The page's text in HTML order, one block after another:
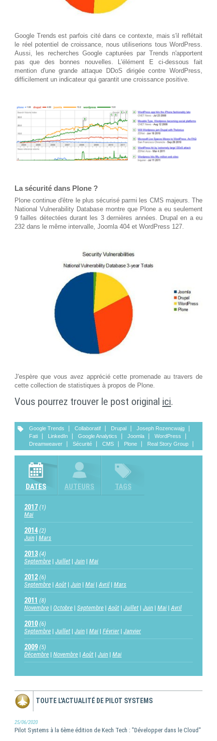
Google Trends est parfois cité dans ce contexte, mais s'il reflétait
le réel potentiel de croissance, nous utiliserions tous WordPress.
Aussi, les recherches Google capturées par Trends n'apportent
pas que des bonnes nouvelles. L'élément E ci-dessous fait
mention d'une grande attaque DDoS dirigée contre WordPress,
difficilement un indicateur qui garantit une croissance positive.
La sécurité dans Plone ?
Plone continue d'être le plus sécurisé parmi les CMS majeurs. The
National Vulnerability Database montre que Plone a eu seulement
9 failles détectées durant les 3 dernières années. Drupal en a eu
232 dans le même intervalle, Joomla 404 et WordPress 127.
J'espère que vous avez apprécié cette promenade au travers de
cette collection de statistiques à propos de Plone.
Vous pourrez trouver le post original ici.
Google Trends Collaboratif Drupal
Joseph Rozencwajg
Fati
LinkedIn Google Analytics Joomla
WordPress
Dreamweaver
Sécurité CMS Plone Real Story Group
DATES AUTEURS TAGS
2017 (1)
Mai
2014 (2)
Juin Mars
2013 (4)
Septembre Juillet Juin Mai
2012 (6)
Septembre Août Juin Mai Avril Mars
2011 (8)
Novembre Octobre Septembre Août Juillet Juin Mai Avril
2010 (6)
Septembre Juillet Juin Mai Février Janvier
2009 (5)
Décembre Novembre Août Juin Mai
TOUTE L'ACTUALITÉ DE PILOT SYSTEMS
25/06/2020
Pilot Systems à la 6ème édition de Kech Tech : "Développer dans le Cloud"